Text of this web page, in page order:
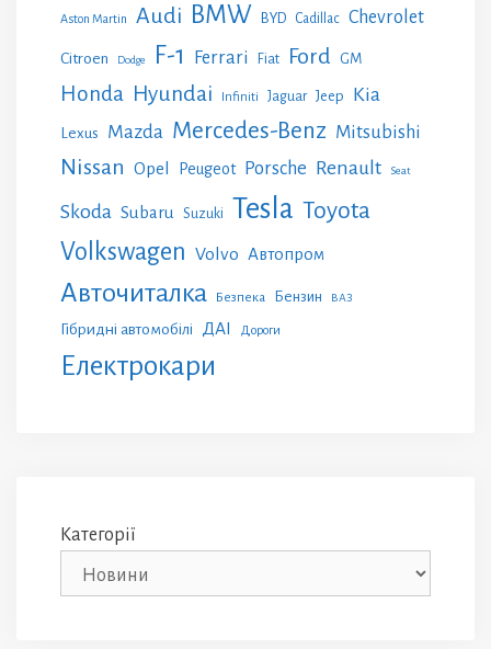
Aston Martin Audi BMW BYD Cadillac Chevrolet
Citroen Dodge F-1 Ferrari Fiat Ford GM
Honda Hyundai Infiniti Jaguar Jeep Kia
Lexus Mazda Mercedes-Benz Mitsubishi
Nissan Opel Peugeot Porsche Renault Seat
Skoda Subaru Suzuki Tesla Toyota
Volkswagen Volvo Автопром
Авточиталка Безпека Бензин ВАЗ
Гібридні автомобілі ДАІ Дороги
Електрокари
Категорії